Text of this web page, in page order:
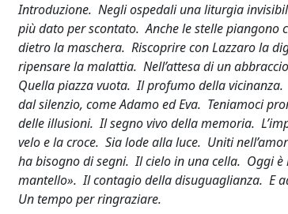
Introduzione. Negli ospedali una liturgia
più dato per scontato. Anche le stelle piangono
dietro la maschera. Riscoprire con Lazzaro la
ripensare la malattia. Nell’attesa di un
Quella piazza vuota. Il profumo della
dal silenzio, come Adamo ed Eva. Teniamoci
delle illusioni. Il segno vivo della memoria.
velo e la croce. Sia lode alla luce. Uniti
ha bisogno di segni. Il cielo in una cella. Oggi
mantello». Il contagio della disuguaglianza. E
Un tempo per ringraziare.